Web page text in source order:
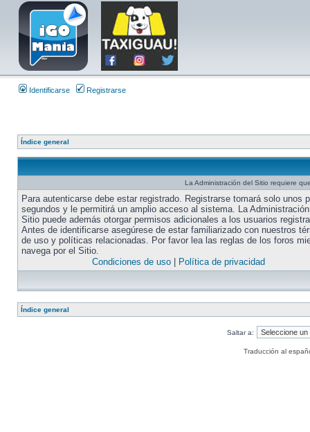
Identificarse Registrarse
Índice general
La Administración del Sitio requiere
Para autenticarse debe estar registrado. Registrarse tomará solo unos
segundos y le permitirá un amplio acceso al sistema. La
Sitio puede además otorgar permisos adicionales a los usuarios
Antes de identificarse asegúrese de estar familiarizado con nuestros
de uso y políticas relacionadas. Por favor lea las reglas de los foros
navega por el Sitio.
Condiciones de uso| Política de privacidad
Índice general
Saltar a:
Traducción al